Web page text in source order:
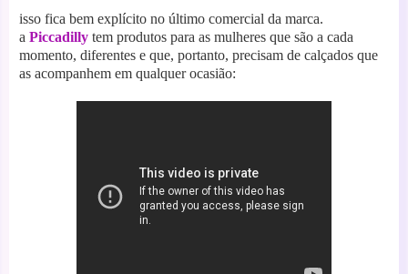
isso fica bem explícito no último comercial da marca.
a Piccadilly tem produtos para as mulheres que são a cada
momento, diferentes e que, portanto, precisam de calçados que
as acompanhem em qualquer ocasião: